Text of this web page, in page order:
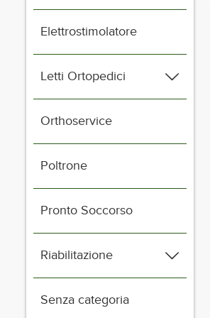
Elettrostimolatore
Letti Ortopedici
Orthoservice
Poltrone
Pronto Soccorso
Riabilitazione
Senza categoria